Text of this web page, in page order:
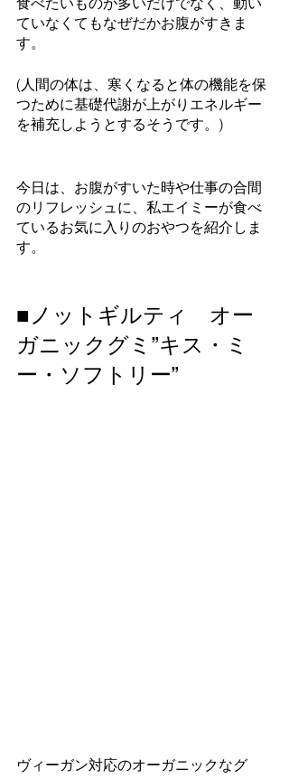
ていなくてもなぜだかお腹がすきま
す。
(人間の体は、寒くなると体の機能を保
つために基礎代謝が上がりエネルギー
を補充しようとするそうです。)
今日は、お腹がすいた時や仕事の合間
のリフレッシュに、私エイミーが食べ
ているお気に入りのおやつを紹介しま
す。
■ノットギルティ　オー
ガニックグミ”キス・ミ
ー・ソフトリー”
ヴィーガン対応のオーガニックなグ